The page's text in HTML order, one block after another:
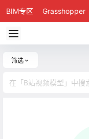
BIM专区 Grasshopper
筛选